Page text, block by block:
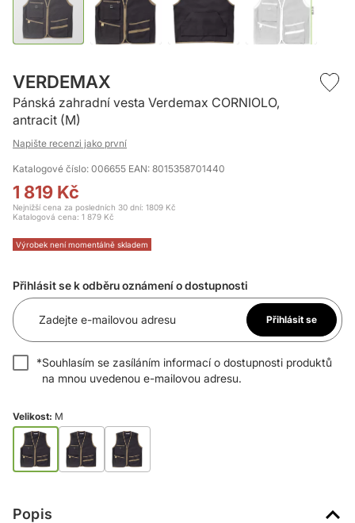
na
začátek
galerie
s
obrázky
VERDEMAX
Pánská zahradní vesta Verdemax CORNIOLO,
antracit (M)
Napište recenzi jako první
Katalogové číslo: 006655 EAN: 8015358701440
1 819 Kč
Nejnižší cena za posledních 30 dní: 1809 Kč
Katalogová cena: 1 879 Kč
Výrobek není momentálně skladem
Přihlásit se k odběru oznámení o dostupnosti
Zadejte e-mailovou adresu Přihlásit se
*Souhlasím se zasíláním informací o dostupnosti produktů
na mnou uvedenou e-mailovou adresu.
Velikost: M
Popis